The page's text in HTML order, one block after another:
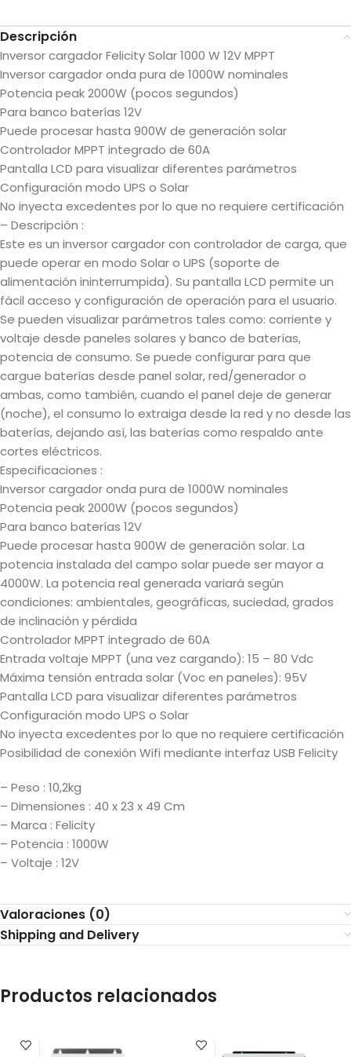
Descripción
Inversor cargador Felicity Solar 1000 W 12V MPPT
Inversor cargador onda pura de 1000W nominales
Potencia peak 2000W (pocos segundos)
Para banco baterías 12V
Puede procesar hasta 900W de generación solar
Controlador MPPT integrado de 60A
Pantalla LCD para visualizar diferentes parámetros
Configuración modo UPS o Solar
No inyecta excedentes por lo que no requiere certificación
– Descripción :
Este es un inversor cargador con controlador de carga, que
puede operar en modo Solar o UPS (soporte de
alimentación ininterrumpida). Su pantalla LCD permite un
fácil acceso y configuración de operación para el usuario.
Se pueden visualizar parámetros tales como: corriente y
voltaje desde paneles solares y banco de baterías,
potencia de consumo. Se puede configurar para que
cargue baterías desde panel solar, red/generador o
ambas, como también, cuando el panel deje de generar
(noche), el consumo lo extraiga desde la red y no desde las
baterías, dejando así, las baterías como respaldo ante
cortes eléctricos.
Especificaciones :
Inversor cargador onda pura de 1000W nominales
Potencia peak 2000W (pocos segundos)
Para banco baterías 12V
Puede procesar hasta 900W de generación solar. La
potencia instalada del campo solar puede ser mayor a
4000W. La potencia real generada variará según
condiciones: ambientales, geográficas, suciedad, grados
de inclinación y pérdida
Controlador MPPT integrado de 60A
Entrada voltaje MPPT (una vez cargando): 15 – 80 Vdc
Máxima tensión entrada solar (Voc en paneles): 95V
Pantalla LCD para visualizar diferentes parámetros
Configuración modo UPS o Solar
No inyecta excedentes por lo que no requiere certificación
Posibilidad de conexión Wifi mediante interfaz USB Felicity
– Peso : 10,2kg
– Dimensiones : 40 x 23 x 49 Cm
– Marca : Felicity
– Potencia : 1000W
– Voltaje : 12V
Valoraciones (0)
Shipping and Delivery
Productos relacionados